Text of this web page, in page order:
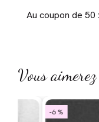
Au coupon de
Vous